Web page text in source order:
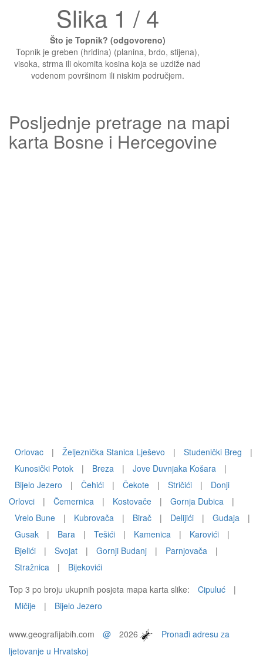
Slika 1 / 4
Što je Topnik? (odgovoreno)
Topnik je greben (hridina) (planina, brdo, stijena),
visoka, strma ili okomita kosina koja se uzdiže nad
vodenom površinom ili niskim područjem.
Posljednje pretrage na mapi
karta Bosne i Hercegovine
Orlovac | Željeznička Stanica Lješevo | Studenički Breg
|
Kunosički Potok
| Breza | Jove Duvnjaka Košara
|
Bijelo Jezero
| Čehići | Čekote | Stričići |
Donji
Orlovci
| Čemernica | Kostovače | Gornja Dubica
|
Vrelo Bune
| Kubrovača | Birač | Delijići | Gudaja
|
Gusak
| Bara | Tešići | Kamenica | Karovići
|
Bjelići
| Svojat | Gornji Budanj | Parnjovača
|
Stražnica
|
Bijekovići
Top 3 po broju ukupnih posjeta mapa karta slike:
Cipuluć
|
Mičije
| Bijelo Jezero
www.geografijabih.com @ 2026
Pronađi adresu za
ljetovanje u Hrvatskoj